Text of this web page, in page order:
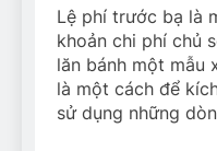
Lệ phí trước bạ là
khoản chi phí chủ
lăn bánh một mẫu
là một cách để
sử dụng những